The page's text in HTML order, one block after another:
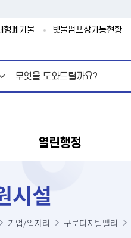
형폐기물 빗물펌프장가동현황
열린행정
시설
기업/일자리 구로디지털밸리